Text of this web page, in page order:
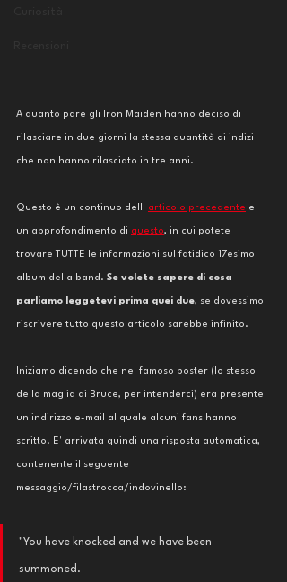
A quanto pare gli Iron Maiden hanno deciso di
rilasciare in due giorni la stessa quantità di indizi
che non hanno rilasciato in tre anni.
Questo è un continuo dell' articolo precedente e
un approfondimento di questo, in cui potete
trovare TUTTE le informazioni sul fatidico 17esimo
album della band. Se volete sapere di cosa
parliamo leggetevi prima quei due, se dovessimo
riscrivere tutto questo articolo sarebbe infinito.
Iniziamo dicendo che nel famoso poster (lo stesso
della maglia di Bruce, per intenderci) era presente
un indirizzo e-mail al quale alcuni fans hanno
scritto. E' arrivata quindi una risposta automatica,
contenente il seguente
messaggio/filastrocca/indovinello:
"You have knocked and we have been
summoned.